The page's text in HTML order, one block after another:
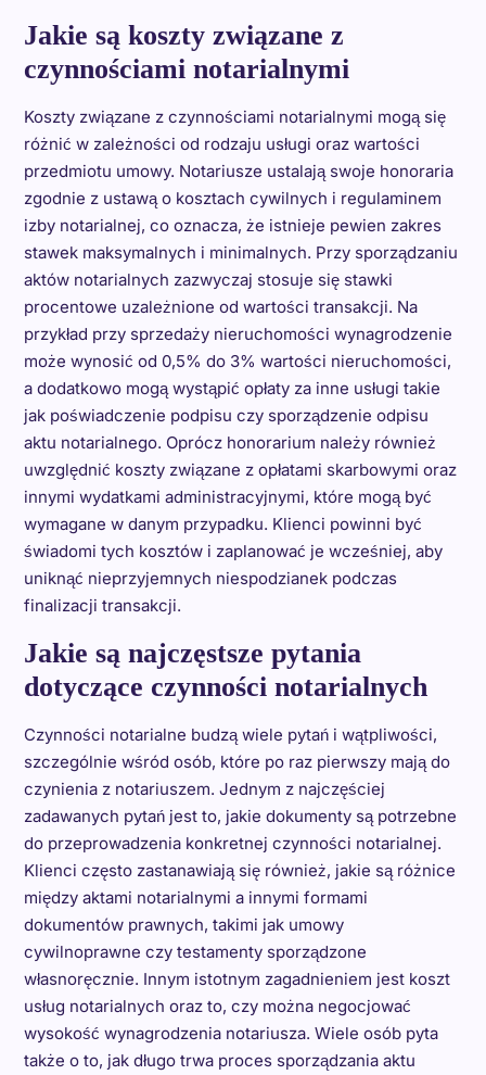
Jakie są koszty związane z
czynnościami notarialnymi
Koszty związane z czynnościami notarialnymi mogą się
różnić w zależności od rodzaju usługi oraz wartości
przedmiotu umowy. Notariusze ustalają swoje honoraria
zgodnie z ustawą o kosztach cywilnych i regulaminem
izby notarialnej, co oznacza, że istnieje pewien zakres
stawek maksymalnych i minimalnych. Przy sporządzaniu
aktów notarialnych zazwyczaj stosuje się stawki
procentowe uzależnione od wartości transakcji. Na
przykład przy sprzedaży nieruchomości wynagrodzenie
może wynosić od 0,5% do 3% wartości nieruchomości,
a dodatkowo mogą wystąpić opłaty za inne usługi takie
jak poświadczenie podpisu czy sporządzenie odpisu
aktu notarialnego. Oprócz honorarium należy również
uwzględnić koszty związane z opłatami skarbowymi oraz
innymi wydatkami administracyjnymi, które mogą być
wymagane w danym przypadku. Klienci powinni być
świadomi tych kosztów i zaplanować je wcześniej, aby
uniknąć nieprzyjemnych niespodzianek podczas
finalizacji transakcji.
Jakie są najczęstsze pytania
dotyczące czynności notarialnych
Czynności notarialne budzą wiele pytań i wątpliwości,
szczególnie wśród osób, które po raz pierwszy mają do
czynienia z notariuszem. Jednym z najczęściej
zadawanych pytań jest to, jakie dokumenty są potrzebne
do przeprowadzenia konkretnej czynności notarialnej.
Klienci często zastanawiają się również, jakie są różnice
między aktami notarialnymi a innymi formami
dokumentów prawnych, takimi jak umowy
cywilnoprawne czy testamenty sporządzone
własnoręcznie. Innym istotnym zagadnieniem jest koszt
usług notarialnych oraz to, czy można negocjować
wysokość wynagrodzenia notariusza. Wiele osób pyta
także o to, jak długo trwa proces sporządzania aktu